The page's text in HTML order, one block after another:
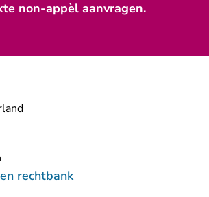
non-appèl aanvragen.
rechtbank